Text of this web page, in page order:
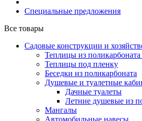
Специальные предложения
Все товары
Садовые конструкции и
Теплицы из
Теплицы под пленку
Беседки из поликарбоната
Душевые и туалетные
Дачные туалеты
Летние душевые из
Мангалы
Автомобильные навесы